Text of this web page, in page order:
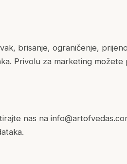
brisanje, ograničenje,
Privolu za marketing
nas na